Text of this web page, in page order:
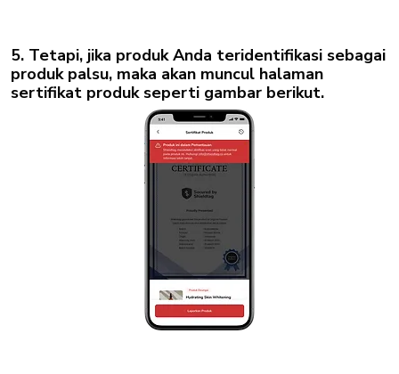
5. Tetapi, jika produk Anda teridentifikasi sebagai
produk palsu, maka akan muncul halaman
sertifikat produk seperti gambar berikut.